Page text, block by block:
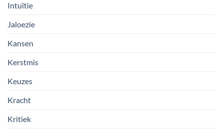
Intuïtie
Jaloezie
Kansen
Kerstmis
Keuzes
Kracht
Kritiek